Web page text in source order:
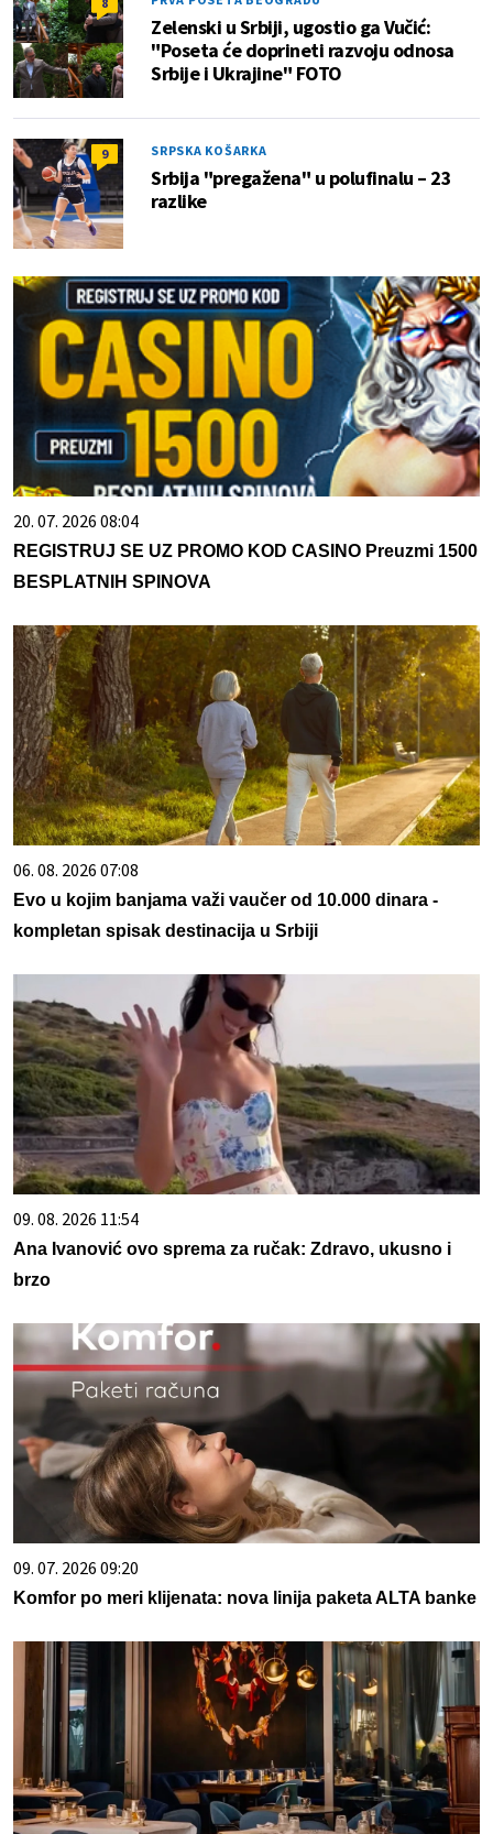
Zelenski u Srbiji, ugostio ga Vučić:
"Poseta će doprineti razvoju odnosa
Srbije i Ukrajine" FOTO
9 SRPSKA KOŠARKA
Srbija "pregažena" u polufinalu – 23
razlike
20. 07. 2026 08:04
REGISTRUJ SE UZ PROMO KOD CASINO Preuzmi 1500
BESPLATNIH SPINOVA
06. 08. 2026 07:08
Evo u kojim banjama važi vaučer od 10.000 dinara -
kompletan spisak destinacija u Srbiji
09. 08. 2026 11:54
Ana Ivanović ovo sprema za ručak: Zdravo, ukusno i
brzo
09. 07. 2026 09:20
Komfor po meri klijenata: nova linija paketa ALTA banke